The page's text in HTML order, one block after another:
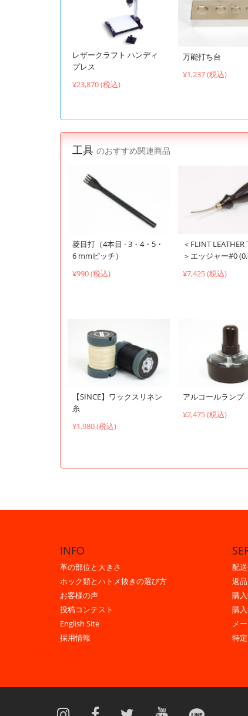
レザークラフト ハンディ
プレス
¥23,870 (税込)
万能打ち台
¥1,237 (税込)
工具 のおすすめ関連商品
菱目打（4本目 - 3・4・5・
6 mmピッチ）
¥990 (税込)
＜FLINT LEATHER
＞エッジャー#0
¥7,425 (税込)
【SINCE】ワックスリネン
糸
¥1,980 (税込)
アルコールランプ
¥2,475 (税込)
INFO
革の部位と大きさ
ホック類とハトメ抜きの選び方
お客様の声
投稿コンテスト
English Site
採用情報
配
返
購
購
メ
特